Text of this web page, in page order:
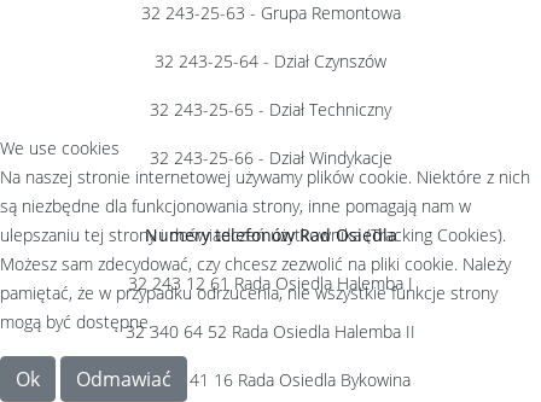
32 243-25-63 - Grupa Remontowa
32 243-25-64 - Dział Czynszów
32 243-25-65 - Dział Techniczny
32 243-25-66 - Dział Windykacje
Numery telefonów Rad Osiedla
32 243 12 61 Rada Osiedla Halemba I
32 340 64 52 Rada Osiedla Halemba II
32 707 41 16 Rada Osiedla Bykowina
We use cookies
Na naszej stronie internetowej używamy plików cookie. Niektóre z nich
są niezbędne dla funkcjonowania strony, inne pomagają nam w
ulepszaniu tej strony i doświadczeń użytkownika (Tracking Cookies).
Możesz sam zdecydować, czy chcesz zezwolić na pliki cookie. Należy
pamiętać, że w przypadku odrzucenia, nie wszystkie funkcje strony
mogą być dostępne.
Ok Odmawiać